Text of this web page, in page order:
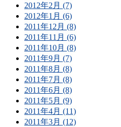
2012年2月 (7)
2012年1月 (6)
2011年12月 (8)
2011年11月 (6)
2011年10月 (8)
2011年9月 (7)
2011年8月 (8)
2011年7月 (8)
2011年6月 (8)
2011年5月 (9)
2011年4月 (11)
2011年3月 (12)